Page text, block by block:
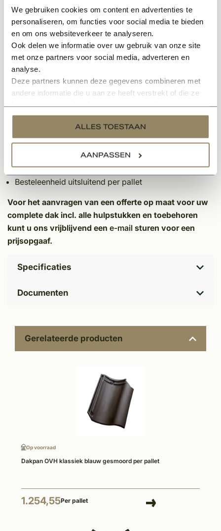
We gebruiken cookies om content en advertenties te
personaliseren, om functies voor social media te bieden
en om ons websiteverkeer te analyseren.
Ook delen we informatie over uw gebruik van onze site
met onze partners voor social media, adverteren en
analyse.
Deze partners kunnen deze gegevens combineren met
andere informatie die u aan ze heeft verstrekt of die ze
services.
ALLES TOESTAAN
AANPASSEN
gepatineerd per pallet
De 2 kleurtinten rood en grijs worden bepaald bij het
productieproces. Door de dakpannen te bakken krijgen
ze de rode tint. Door de oven vroegtijdig te smoren
worden de dakpannen antraciet van kleur. De manier
van produceren gebeurd erg milieuvriendelijk, getuige
het DUBO keurmerk wat bij deze dakpan hoort.
Specificaties:
Palletinhoud: 378 stuks
Aantal per m2: 15,9 stuks
Latafstand: 308 mm
Dekkende breedte: 204 mm
Besteleenheid uitsluitend per pallet
Voor het aanvragen van een offerte op maat voor uw
complete dak incl. alle hulpstukken en toebehoren
kunt u ons vrijblijvend een e-mail sturen voor een
prijsopgaaf.
Specificaties
Documenten
Gerelateerde producten
Op voorraad
Dakpan OVH klassiek blauw gesmoord per pallet
1.254,55Per pallet